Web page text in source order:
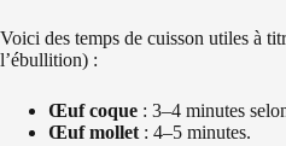
Voici des temps de cuisson utiles à
l’ébullition) :
Œuf coque : 3–4 minutes
Œuf mollet: 4–5 minutes.